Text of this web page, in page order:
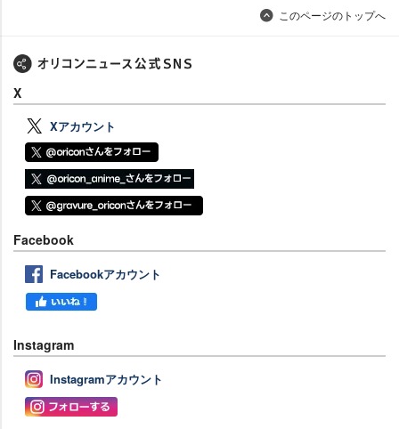
このページのトップへ
X
Xアカウント
Facebook
Facebookアカウント
Instagram
Instagramアカウント